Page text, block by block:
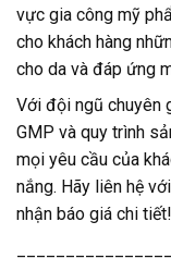
vực gia công mỹ
cho khách hàng
cho da và đáp ứng
Với đội ngũ chuyên
GMP và quy trình
mọi yêu cầu của
nắng. Hãy liên hệ
nhận báo giá chi tiết!